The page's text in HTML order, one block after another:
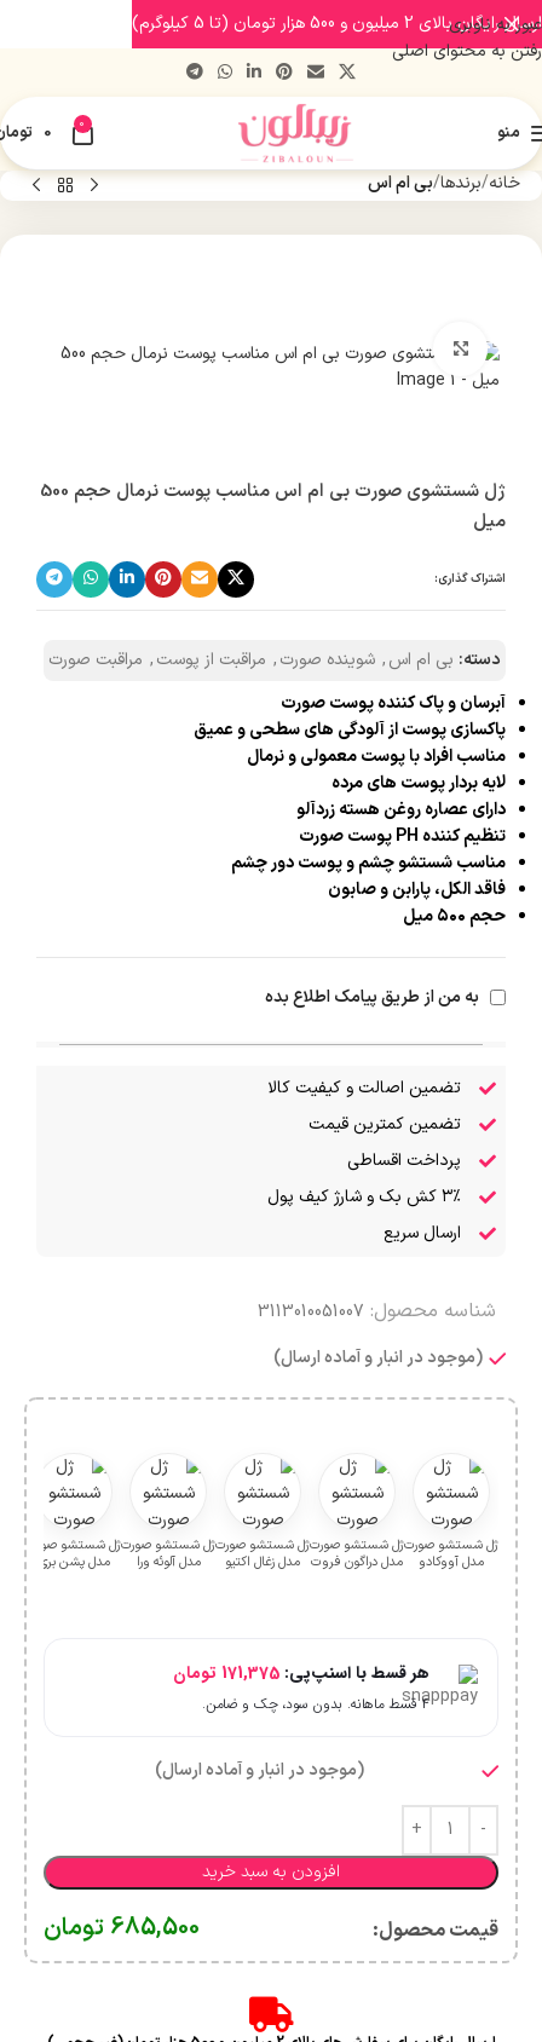
عبور به ناوبری
رفتن به محتوای اصلی
منو 0
0
خانه برندها بی ام اس
بزرگنمایی تصویر
ژل شستشوی صورت بی ام اس مناسب پوست نرمال حجم 500
میل
اشتراک گذاری:
دسته: بی ام اس, شوینده صورت, مراقبت از پوست, مراقبت صورت
آبرسان و پاک کننده پوست صورت
پاکسازی پوست از آلودگی های سطحی و عمیق
مناسب افراد با پوست معمولی و نرمال
لایه بردار پوست های مرده
دارای عصاره روغن هسته زردآلو
تنظیم کننده PH پوست صورت
مناسب شستشو چشم و پوست دور چشم
فاقد الکل، پارابن و صابون
حجم ۵۰۰ میل
به من از طریق پیامک اطلاع بده
تضمین اصالت و کیفیت کالا
تضمین کمترین قیمت
پرداخت اقساطی
۳٪ کش بک و شارژ کیف پول
ارسال سریع
شناسه محصول: 3113010051007
(موجود در انبار و آماده ارسال)
ژل شستشو صورت
مدل آووکادو
ژل شستشو صورت
مدل دراگون فروت
ژل شستشو صورت
مدل زغال اکتیو
ژل شستشو صورت
مدل آلوئه ورا
ژل شستشو صورت
مدل پشن بری
ژل
هر قسط با اسنپ‌پی: 171,375 تومان
۴ قسط ماهانه. بدون سود، چک و ضامن.
(موجود در انبار و آماده ارسال)
افزودن به سبد خرید
قیمت محصول:​ 685,500 تومان
ارسال رایگان بالای 2 میلیون و 500 هزار تومان (تا 5 کیلوگرم)